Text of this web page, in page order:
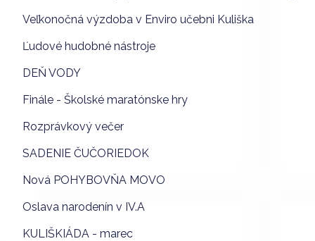
Veľkonočná výzdoba v Enviro učebni Kuliška
Ľudové hudobné nástroje
DEŇ VODY
Finále - Školské maratónske hry
Rozprávkový večer
SADENIE ČUČORIEDOK
Nová POHYBOVŇA MOVO
Oslava narodenín v IV.A
KULIŠKIÁDA - marec